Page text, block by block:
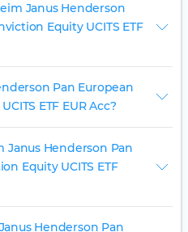
Janus Henderson
Equity UCITS ETF
Pan European
ETF EUR Acc?
Janus Henderson Pan
Equity UCITS ETF
Henderson Pan